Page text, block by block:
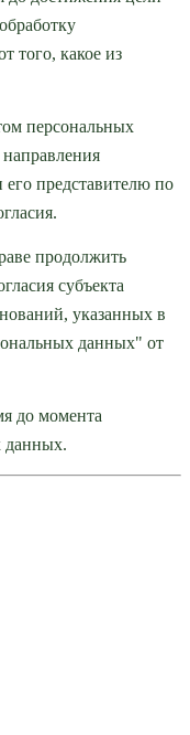
того, какое из
персональных
представителю по
продолжить
субъекта
указанных в
данных" от
до момента
данных.